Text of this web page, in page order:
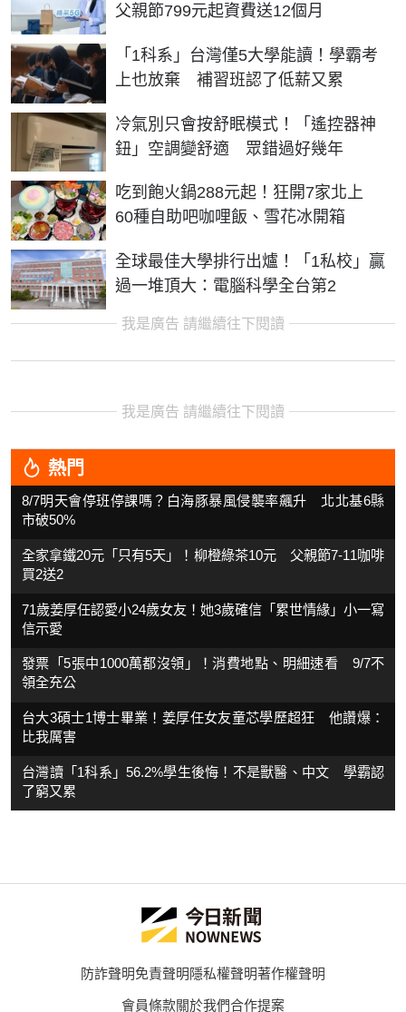
父親節799元起資費送12個月
「1科系」台灣僅5大學能讀！學霸考
上也放棄 補習班認了低薪又累
冷氣別只會按舒眠模式！「遙控器神
鈕」空調變舒適 眾錯過好幾年
吃到飽火鍋288元起！狂開7家北上
60種自助吧咖哩飯、雪花冰開箱
全球最佳大學排行出爐！「1私校」贏
過一堆頂大：電腦科學全台第2
我是廣告 請繼續往下閱讀
我是廣告 請繼續往下閱讀
熱門
8/7明天會停班停課嗎？白海豚暴風侵襲率飆升 北北基6縣
市破50%
全家拿鐵20元「只有5天」！柳橙綠茶10元 父親節7-11咖啡
買2送2
71歲姜厚任認愛小24歲女友！她3歲確信「累世情緣」小一寫
信示愛
發票「5張中1000萬都沒領」！消費地點、明細速看 9/7不
領全充公
台大3碩士1博士畢業！姜厚任女友童芯學歷超狂 他讚爆：
比我厲害
台灣讀「1科系」56.2%學生後悔！不是獸醫、中文 學霸認
了窮又累
防詐聲明免責聲明隱私權聲明著作權聲明
會員條款關於我們合作提案